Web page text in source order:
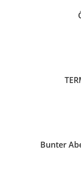
Bunter